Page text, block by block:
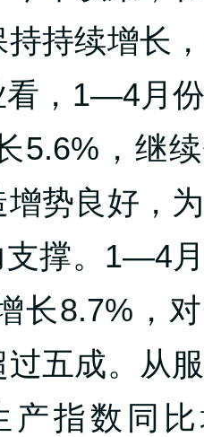
持续增长
看，1—4月
5.6%，继
势良好，
撑。1—4月
长8.7%，
五成。从
指数同比